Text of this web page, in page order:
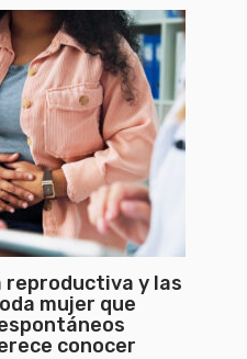
reproductiva y las
mujer que
conocer